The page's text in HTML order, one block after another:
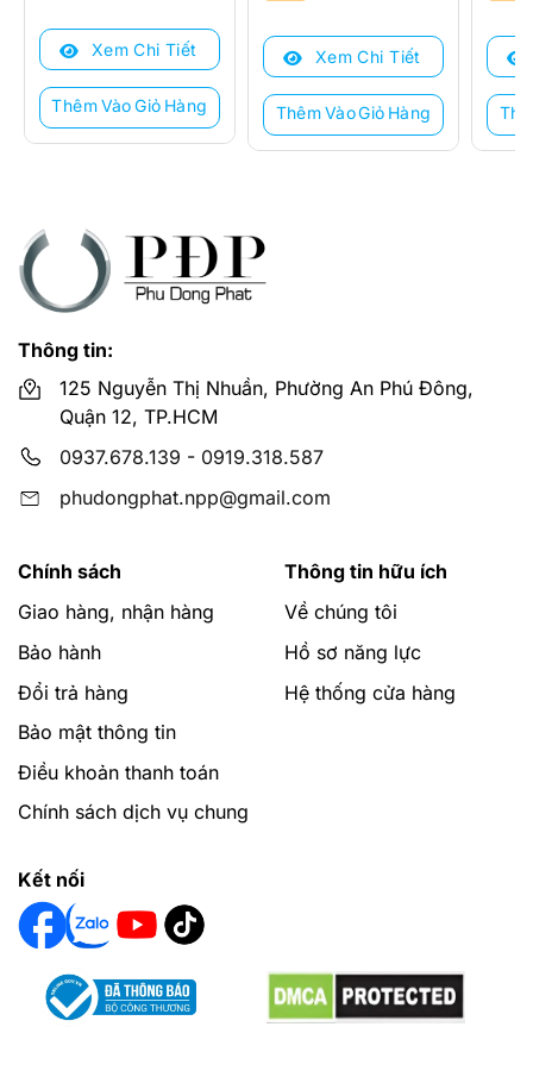
là:
12.500.000 ₫.
tại
5.810.000 ₫.
Xem Chi Tiết
Thêm Vào Giỏ Hàng
là:
10.000.000 ₫.
tại
5.242.000 ₫.
Xem Chi Tiết
Thêm Vào Giỏ Hàng
là:
tại
Thông tin:
125 Nguyễn Thị Nhuần, Phường An Phú Đông,
Quận 12, TP.HCM
0937.678.139 - 0919.318.587
phudongphat.npp@gmail.com
Chính sách
Giao hàng, nhận hàng
Bảo hành
Đổi trả hàng
Bảo mật thông tin
Điều khoản thanh toán
Chính sách dịch vụ chung
Thông tin hữu ích
Về chúng tôi
Hồ sơ năng lực
Hệ thống cửa hàng
Kết nối